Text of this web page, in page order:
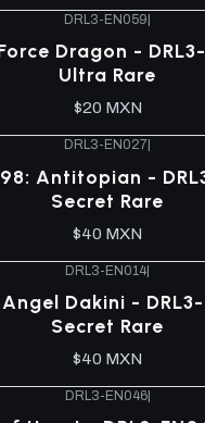
DRL3-EN059
Dragon -
Ultra Rare
$20 MXN
DRL3-EN027
Antitopian -
Secret Rare
$40 MXN
DRL3-EN014|
Dakini - DRL3-
Secret Rare
$40 MXN
DRL3-EN046|